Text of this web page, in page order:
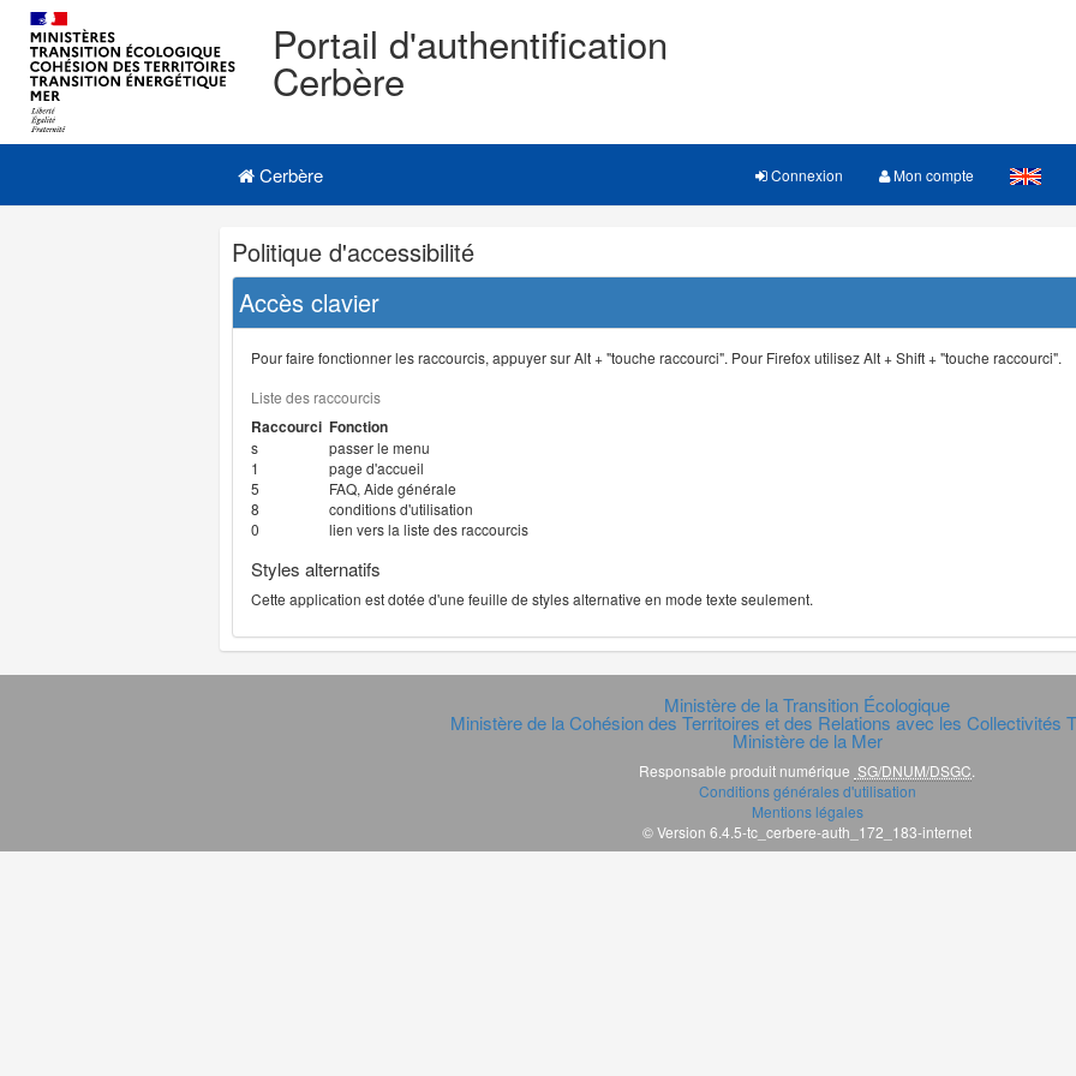
Portail d'authentification
Cerbère
Navigation
Menu principal
Cerbère Connexion Mon compte
Navigation
et
outils
annexes
Politique d'accessibilité
Accès clavier
Pour faire fonctionner les raccourcis, appuyer sur Alt + "touche raccourci". Pour Firefox utilisez Alt + Shift + "touche raccourci".
Liste des raccourcis
Raccourci Fonction
s
passer le menu
1
page d'accueil
5
FAQ, Aide générale
8
conditions d'utilisation
0
lien vers la liste des raccourcis
Styles alternatifs
Cette application est dotée d'une feuille de styles alternative en mode texte seulement.
Ministère de la Transition Écologique
Ministère de la Cohésion des Territoires et des Relations avec les Collectivités
Ministère de la Mer
Responsable produit numérique SG/DNUM/DSGC
Conditions générales d'utilisation
Mentions légales
© Version 6.4.5-tc_cerbere-auth_172_183-internet